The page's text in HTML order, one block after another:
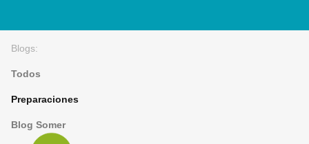
Blogs:
Todos
Preparaciones
Blog Somer